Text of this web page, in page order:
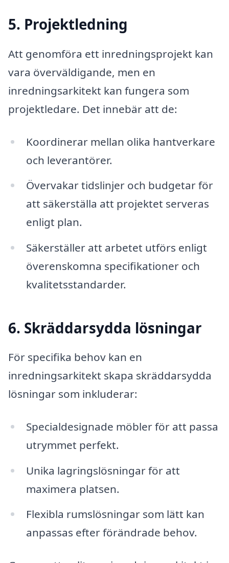
5. Projektledning
Att genomföra ett inredningsprojekt kan
vara överväldigande, men en
inredningsarkitekt kan fungera som
projektledare. Det innebär att de:
Koordinerar mellan olika hantverkare
och leverantörer.
Övervakar tidslinjer och budgetar för
att säkerställa att projektet serveras
enligt plan.
Säkerställer att arbetet utförs enligt
överenskomna specifikationer och
kvalitetsstandarder.
6. Skräddarsydda lösningar
För specifika behov kan en
inredningsarkitekt skapa skräddarsydda
lösningar som inkluderar:
Specialdesignade möbler för att passa
utrymmet perfekt.
Unika lagringslösningar för att
maximera platsen.
Flexibla rumslösningar som lätt kan
anpassas efter förändrade behov.